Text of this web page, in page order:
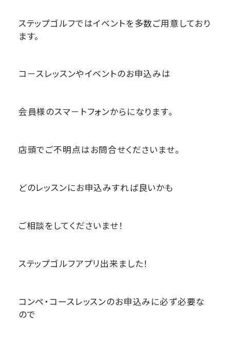
ステップゴルフではイベントを多数ご用意しており
ます。
コ－スレッスンやイベントのお申込みは
会員様のスマ－トフォンからになります。
店頭でご不明点はお問合せくださいませ。
どのレッスンにお申込みすれば良いかも
ご相談をしてくださいませ！
ステップゴルフアプリ出来ました！
コンペ・コースレッスンのお申込みに必ず必要な
ので